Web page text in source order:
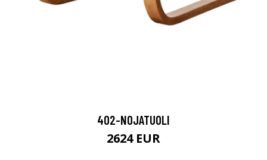
402-NOJATUOLI
2624 EUR